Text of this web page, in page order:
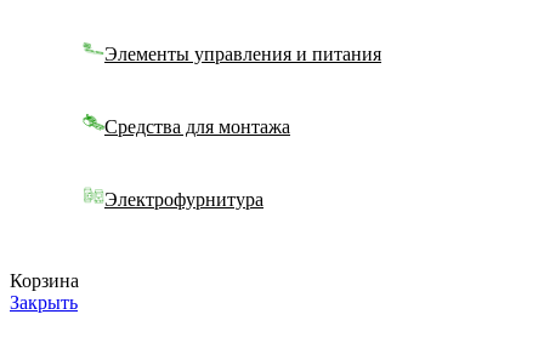
Элементы управления и питания
Средства для монтажа
Электрофурнитура
Корзина
Закрыть